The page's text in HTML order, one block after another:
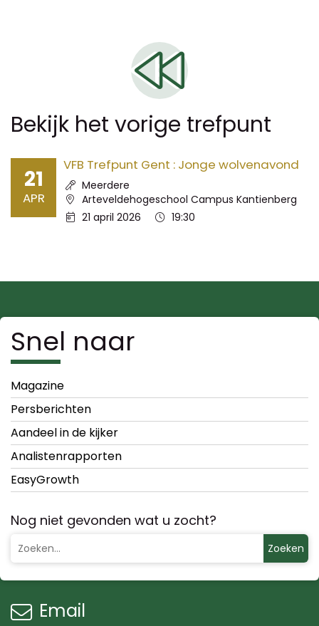
Bekijk het vorige trefpunt
21
APR
VFB Trefpunt Gent : Jonge wolvenavond
Spreker:
Meerdere
Locatie:
Arteveldehogeschool Campus Kantienberg
Datum:
21 april 2026 Tijd:
19:30
Snel naar
Magazine
Persberichten
Aandeel in de kijker
Analistenrapporten
EasyGrowth
Nog niet gevonden wat u zocht?
Zoeken
Email